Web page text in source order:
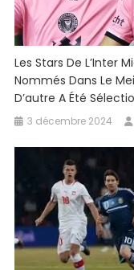
Les Stars De L’Inter
Nommés Dans Le
D’autre A Été
3 décembre 2024